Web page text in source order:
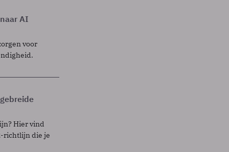
AI
voor
Hier vind
richtlijn die je